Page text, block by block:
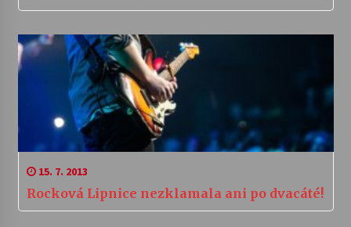
15. 7. 2013
Rocková Lipnice nezklamala ani po dvacáté!